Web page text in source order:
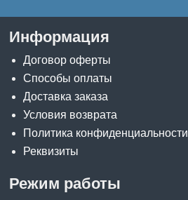
Информация
Договор оферты
Способы оплаты
Доставка заказа
Условия возврата
Политика конфиденциальности
Реквизиты
Режим работы